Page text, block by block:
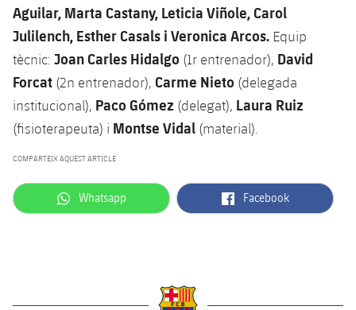
Aguilar, Marta Castany, Leticia Viñole, Carol
Julilench, Esther Casals i Veronica Arcos. Equip
tècnic: Joan Carles Hidalgo (1r entrenador), David
Forcat (2n entrenador), Carme Nieto (delegada
institucional), Paco Gómez (delegat), Laura Ruiz
(fisioterapeuta) i Montse Vidal (material).
COMPARTEIX AQUEST ARTICLE
label.aria.whatsapp
Whatsapp label.aria.facebook
Facebook